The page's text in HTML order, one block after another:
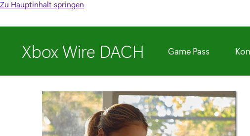
Zu Hauptinhalt springen
Xbox Wire DACH Game Pass